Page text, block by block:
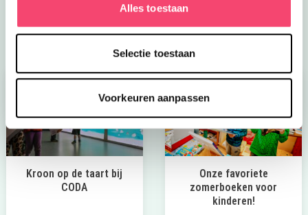
Alles toestaan
Selectie toestaan
Voorkeuren aanpassen
Kroon op de taart bij
CODA
Onze favoriete
zomerboeken voor
kinderen!